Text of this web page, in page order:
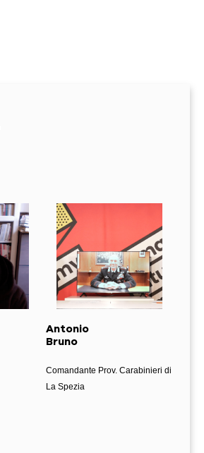
Antonio
Bruno
Comandante Prov. Carabinieri di
La Spezia